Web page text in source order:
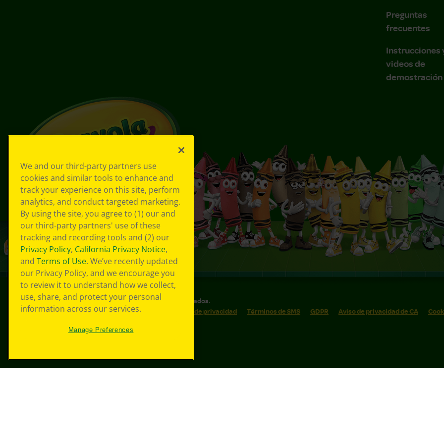
Preguntas
frecuentes
Instrucciones
videos de
demostración
© 2026 Crayola® Todos los derechos reservados.
Sus opciones de privacidad
Política de privacidad Términos de SMS GDPR Aviso de privacidad de CA
We and our third-party partners use
cookies and similar tools to enhance and
track your experience on this site, perform
analytics, and conduct targeted marketing.
By using the site, you agree to (1) our and
our third-party partners' use of these
tracking and recording tools and (2) our
Privacy Policy, California Privacy Notice,
and Terms of Use. We’ve recently updated
our Privacy Policy, and we encourage you
to review it to understand how we collect,
use, share, and protect your personal
information across our services.
Manage Preferences